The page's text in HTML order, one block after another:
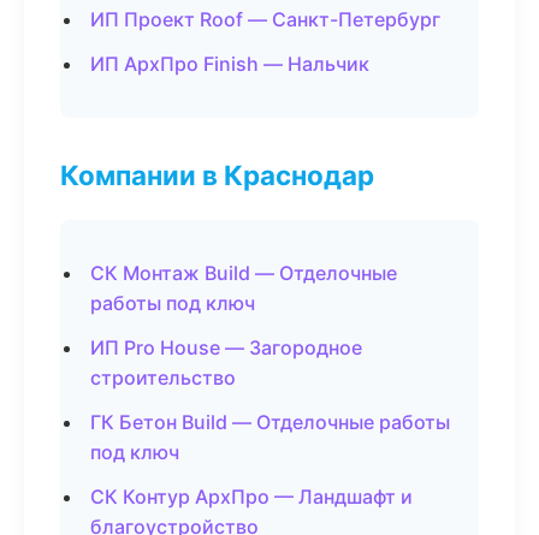
ИП Проект Roof — Санкт-Петербург
ИП АрхПро Finish — Нальчик
Компании в Краснодар
СК Монтаж Build — Отделочные
работы под ключ
ИП Pro House — Загородное
строительство
ГК Бетон Build — Отделочные работы
под ключ
СК Контур АрхПро — Ландшафт и
благоустройство